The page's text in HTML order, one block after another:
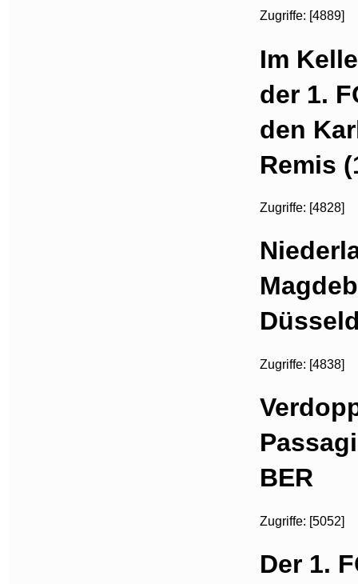
Zugriffe: [4889]
Im
der 1.
den
Remis
Zugriffe: [4828]
Zugriffe: [4838]
BER
Zugriffe: [5052]
Der 1.